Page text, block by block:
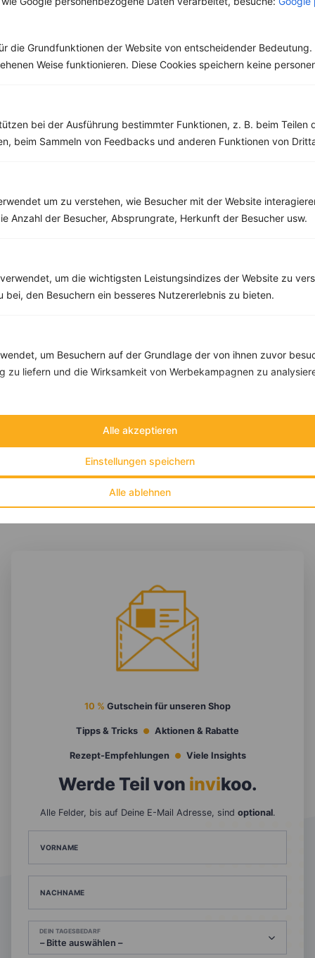
die Grundfunktionen der Website von entscheidender Bedeutung.
Weise funktionieren. Diese Cookies speichern keine
bei der Ausführung bestimmter Funktionen, z. B. beim Teilen
beim Sammeln von Feedbacks und anderen Funktionen von
um zu verstehen, wie Besucher mit der Website
Anzahl der Besucher, Absprungrate, Herkunft der Besucher usw.
um die wichtigsten Leistungsindizes der Website zu
bei, den Besuchern ein besseres Nutzererlebnis zu bieten.
um Besuchern auf der Grundlage der von ihnen zuvor
zu liefern und die Wirksamkeit von Werbekampagnen zu
Alle ablehnen
Einstellungen speichern
Alle akzeptieren
Fett:29 g
Eiweiß: 54 g
Kohlehydrate:37 g
Rezepte mit 500 bis 600 kcal
Schweinegeschnetzeltes in Pilz-Sahne-Sauce
Kohlehydrate:
10 % Gutschein für unseren Shop
Tipps & Tricks Aktionen & Rabatte
Rezept-Empfehlungen Viele Insights
Werde Teil von invikoo.
Alle Felder, bis auf Deine E-Mail Adresse, sind optional.
VORNAME
NACHNAME
DEIN TAGESBEDARF